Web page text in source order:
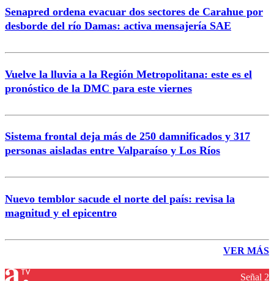
Senapred ordena evacuar dos sectores de Carahue por
desborde del río Damas: activa mensajería SAE
Vuelve la lluvia a la Región Metropolitana: este es el
pronóstico de la DMC para este viernes
Sistema frontal deja más de 250 damnificados y 317
personas aisladas entre Valparaíso y Los Ríos
Nuevo temblor sacude el norte del país: revisa la
magnitud y el epicentro
VER MÁS
Señal 2